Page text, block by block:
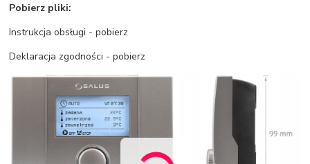
Pobierz pliki:
Instrukcja obsługi - pobierz
Deklaracja zgodności - pobierz